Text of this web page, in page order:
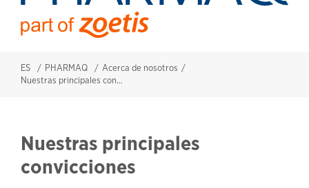
ES PHARMAQ
Acerca de nosotros
Nuestras principales convicciones
Nuestras principales
convicciones